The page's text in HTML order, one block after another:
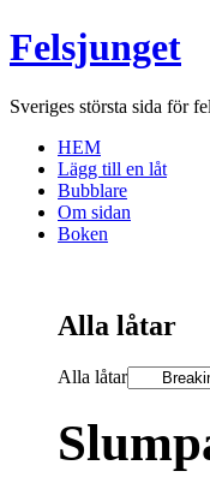
Felsjunget
Sveriges största sida för
HEM
Lägg till en låt
Bubblare
Om sidan
Boken
Alla låtar
Alla låtar